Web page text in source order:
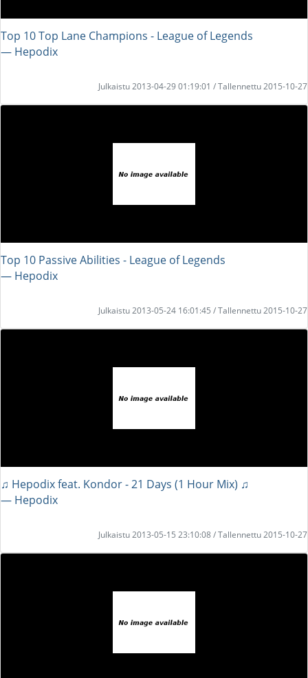
Top 10 Top Lane Champions - League of Legends
― Hepodix
Julkaistu 2013-04-29 01:19:01 / Tallennettu 2015-10-27
Top 10 Passive Abilities - League of Legends
― Hepodix
Julkaistu 2013-05-24 16:01:45 / Tallennettu 2015-10-27
♫ Hepodix feat. Kondor - 21 Days (1 Hour Mix) ♫
― Hepodix
Julkaistu 2013-05-15 23:10:08 / Tallennettu 2015-10-27